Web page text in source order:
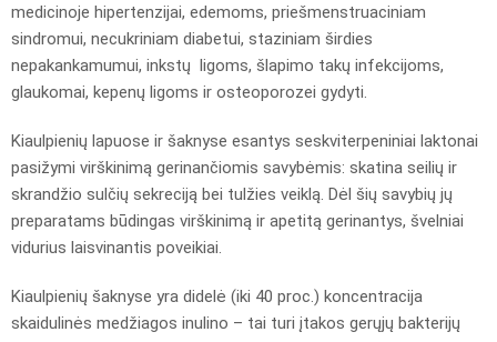
medicinoje hipertenzijai, edemoms, priešmenstruaciniam
sindromui, necukriniam diabetui, staziniam širdies
nepakankamumui, inkstų ligoms, šlapimo takų infekcijoms,
glaukomai, kepenų ligoms ir osteoporozei gydyti.
Kiaulpienių lapuose ir šaknyse esantys seskviterpeniniai laktonai
pasižymi virškinimą gerinančiomis savybėmis: skatina seilių ir
skrandžio sulčių sekreciją bei tulžies veiklą. Dėl šių savybių jų
preparatams būdingas virškinimą ir apetitą gerinantys, švelniai
vidurius laisvinantis poveikiai.
Kiaulpienių šaknyse yra didelė (iki 40 proc.) koncentracija
skaidulinės medžiagos inulino – tai turi įtakos gerųjų bakterijų